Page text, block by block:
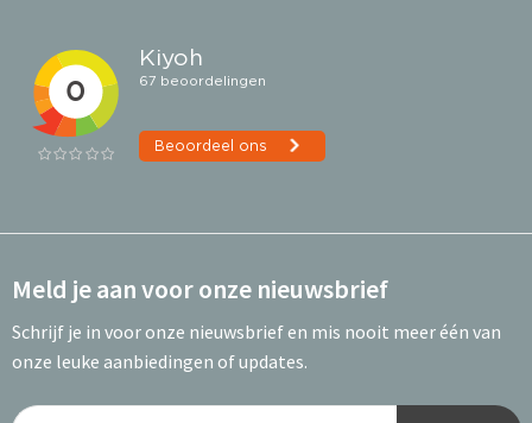
Meld je aan voor onze nieuwsbrief
Schrijf je in voor onze nieuwsbrief en mis nooit meer één van
onze leuke aanbiedingen of updates.